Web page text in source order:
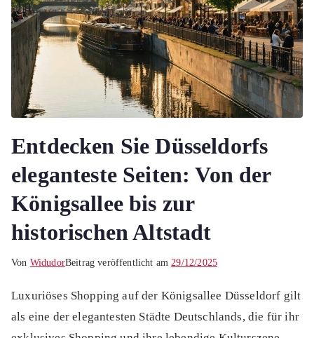
Entdecken Sie Düsseldorfs
eleganteste Seiten: Von der
Königsallee bis zur
historischen Altstadt
Von WidudorBeitrag veröffentlicht am29/12/2025
Luxuriöses Shopping auf der Königsallee Düsseldorf gilt
als eine der elegantesten Städte Deutschlands, die für ihr